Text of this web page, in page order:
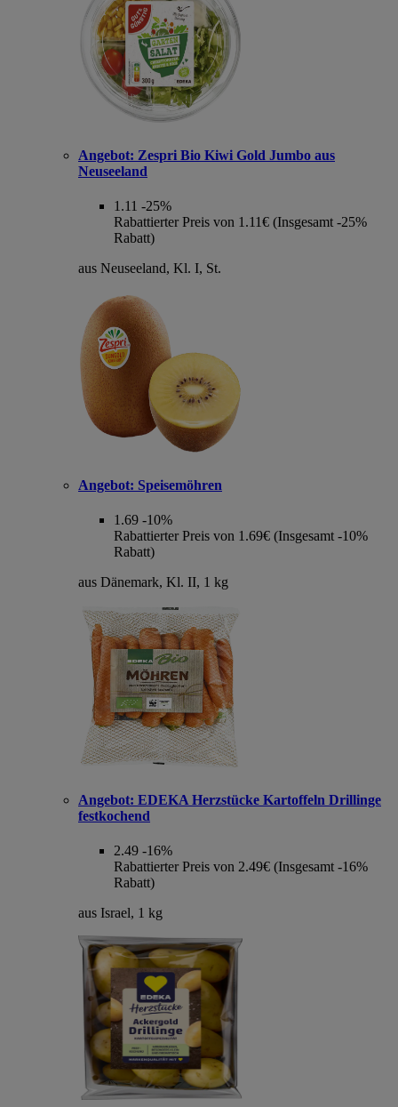
Angebot: Zespri Bio Kiwi Gold Jumbo aus
Neuseeland
1.11 -25%
Rabattierter Preis von 1.11€ (Insgesamt -25%
Rabatt)
aus Neuseeland, Kl. I, St.
Angebot: Speisemöhren
1.69 -10%
Rabattierter Preis von 1.69€ (Insgesamt -10%
Rabatt)
aus Dänemark, Kl. II, 1 kg
Angebot: EDEKA Herzstücke Kartoffeln Drillinge
festkochend
2.49 -16%
Rabattierter Preis von 2.49€ (Insgesamt -16%
Rabatt)
aus Israel, 1 kg